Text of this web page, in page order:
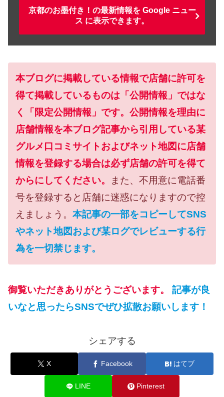
京都のお墨付き！の最新情報を Google ニュー
ス に表示できます。
本ブログに掲載している情報で店舗に許可を
得て掲載しているものは「公開情報」ではな
く「限定公開情報」です。公開情報を理由に
店舗情報を本ブログ記事から引用している某
グルメ口コミサイトおよびネット地図に店舗
情報を登録する場合は必ず店舗の許可を得て
からにしてください。
また、不用意に電話番
号を登録すると店舗に迷惑になりますので控
えましょう。 本記事の一部をコピーしてSNS
やネット地図および某ログでレビューする行
為を一切禁じます。
御覧いただきありがとうございます。
記事が良
いなと思ったらSNSでぜひ拡散お願いします！
シェアする
X Facebook はてブ
LINE Pinterest